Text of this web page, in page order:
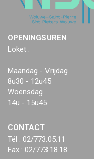
OPENINGSUREN
Loket :
Maandag - Vrijdag
8u30 - 12u45
Woensdag
14u - 15u45
CONTACT
Tél : 02/773.05.11
Fax : 02/773.18.18